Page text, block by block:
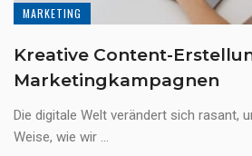
MARKETING
Kreative Content-
Marketingkampagnen
Die digitale Welt verändert sich rasant,
Weise, wie wir ...